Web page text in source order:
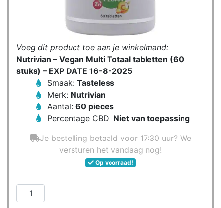
Voeg dit product toe aan je winkelmand:
Nutrivian – Vegan Multi Totaal tabletten (60
stuks) – EXP DATE 16-8-2025
Smaak: Tasteless
Merk: Nutrivian
Aantal: 60 pieces
Percentage CBD: Niet van toepassing
Je bestelling betaald voor 17:30 uur? We
versturen het vandaag nog!
Op voorraad!